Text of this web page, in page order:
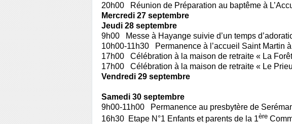
20h00 Réunion de Préparation au baptême à
Mercredi 27 septembre
Jeudi 28 septembre
9h00 Messe à Hayange suivie d’un temps
10h00-11h30 Permanence à l’accueil Saint Martin
17h00 Célébration à la maison de retraite « La
17h00 Célébration à la maison de retraite « Le
Vendredi 29 septembre
Samedi 30 septembre
9h00-11h00 Permanence au presbytère de
16h30 Etape N°1 Enfants et parents de la 1ère